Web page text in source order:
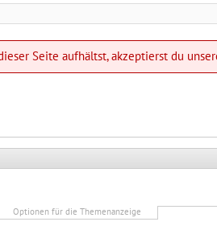
Seite aufhältst, akzeptierst du
Optionen für die Themenanzeige